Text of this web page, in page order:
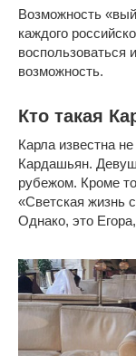
Возможность
каждого
воспользоваться
возможность.
Кто такая
Карла известна
Кардашьян.
рубежом. Кроме
«Светская жизнь
Однако, это